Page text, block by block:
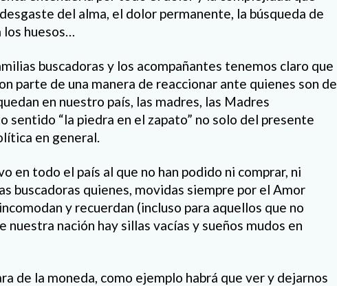
del alma, el dolor permanente, la búsqueda de
los huesos…
buscadoras y los acompañantes tenemos claro que
parte de una manera de reaccionar ante quienes son de
en nuestro país, las madres, las Madres
sentido “la piedra en el zapato” no solo del presente
en general.
en todo el país al que no han podido ni comprar, ni
buscadoras quienes, movidas siempre por el Amor
y recuerdan (incluso para aquellos que no
nuestra nación hay sillas vacías y sueños mudos en
de la moneda, como ejemplo habrá que ver y dejarnos